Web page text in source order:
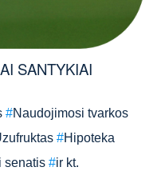
SANTYKIAI
#Naudojimosi tvarkos
#Hipoteka
senatis #ir kt.